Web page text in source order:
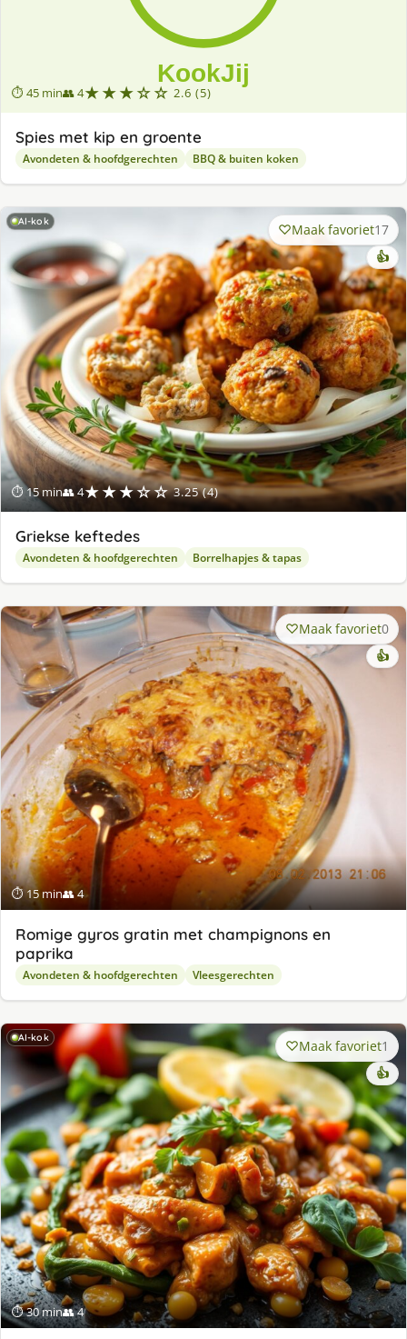
⏱ 45 min👥 4★★★☆☆ 2.6 (5)
Spies met kip en groente
Avondeten & hoofdgerechten BBQ & buiten koken
AI-kok
⏱ 15 min👥 4★★★☆☆ 3.25 (4)
Maak favoriet17
👍
Griekse keftedes
Avondeten & hoofdgerechten Borrelhapjes & tapas
⏱ 15 min👥 4
Maak favoriet0
👍
Romige gyros gratin met champignons en
paprika
Avondeten & hoofdgerechten Vleesgerechten
AI-kok
⏱ 30 min👥 4
Maak favoriet1
👍